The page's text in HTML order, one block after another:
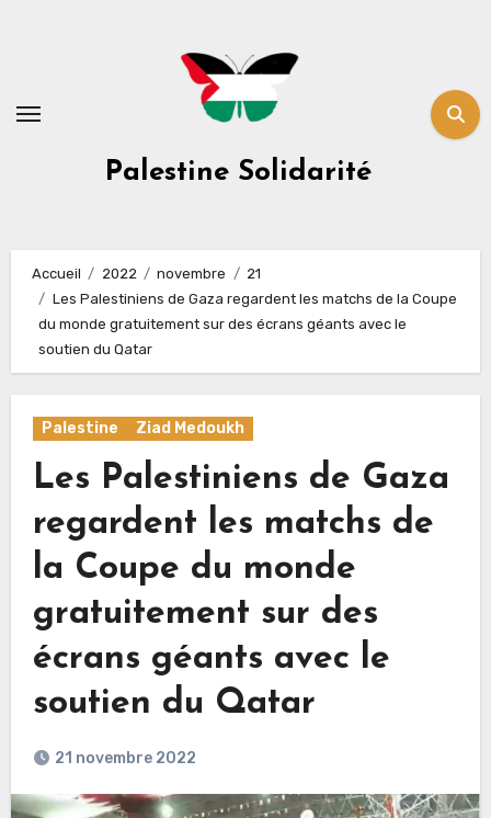
Palestine Solidarité
Accueil 2022 novembre
21
Les Palestiniens de Gaza regardent les matchs de la Coupe
du monde gratuitement sur des écrans géants avec le
soutien du Qatar
Palestine Ziad Medoukh
Les Palestiniens de Gaza
regardent les matchs de
la Coupe du monde
gratuitement sur des
écrans géants avec le
soutien du Qatar
21 novembre 2022